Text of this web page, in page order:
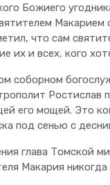
Божиего
Макарием
что сам
их и всех, кого
соборном
Ростислав
его мощей. Это
под сенью с
глава Томской
Макария